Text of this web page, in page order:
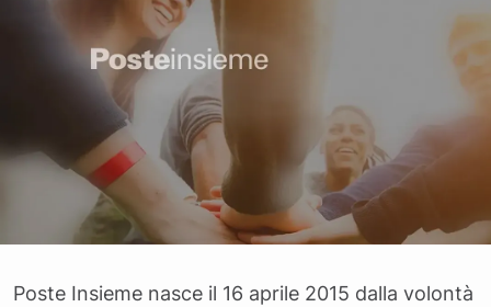
Poste Insieme nasce il 16 aprile 2015 dalla volontà